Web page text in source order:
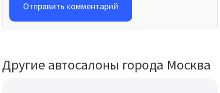
Отправить комментарий
Другие автосалоны города Москва